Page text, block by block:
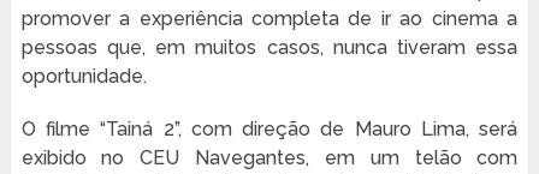
promover a experiência completa de ir ao cinema a
pessoas que, em muitos casos, nunca tiveram essa
oportunidade.
O filme “Tainá 2”, com direção de Mauro Lima, será
exibido no CEU Navegantes, em um telão com